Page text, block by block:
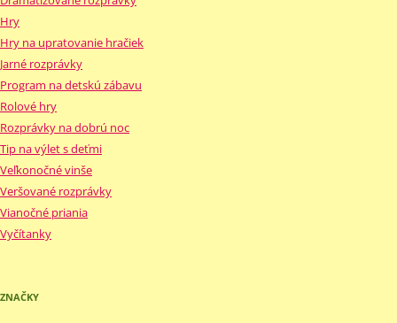
Hry
Hry na upratovanie hračiek
Jarné rozprávky
Program na detskú zábavu
Rolové hry
Rozprávky na dobrú noc
Tip na výlet s deťmi
Veľkonočné vinše
Veršované rozprávky
Vianočné priania
Vyčítanky
ZNAČKY